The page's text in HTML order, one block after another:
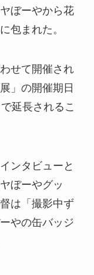
ぼーやから花
包まれた。
せて開催され
」の開催期日
延長されるこ
ンタビューと
ぼーやグッ
は「撮影中ず
やの缶バッジ